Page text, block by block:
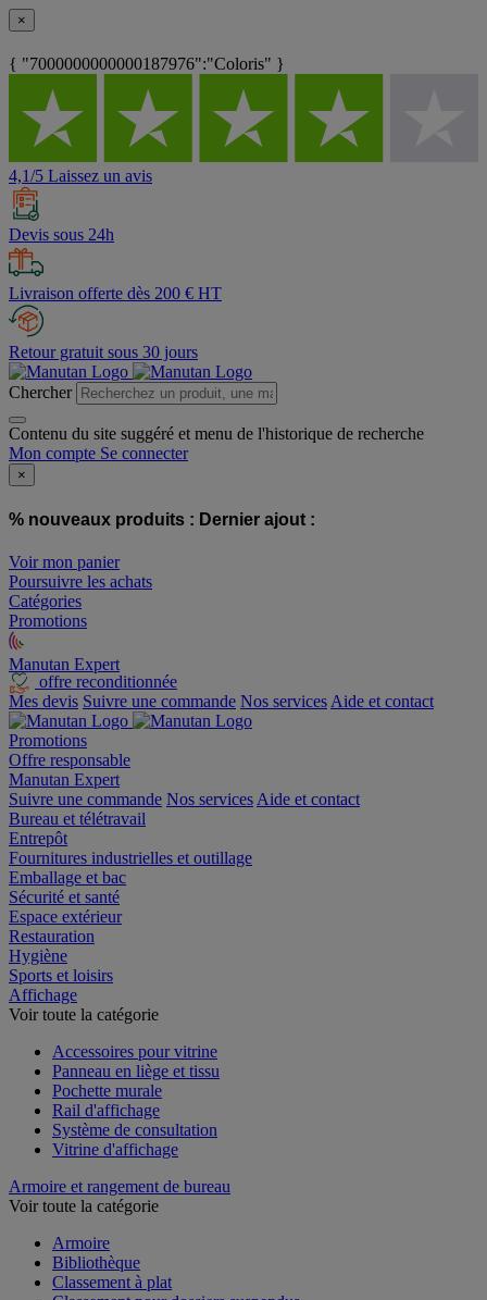
×
{ "7000000000000187976":"Coloris" }
4,1/5 Laissez un avis
Devis sous 24h
Livraison offerte dès 200 € HT
Retour gratuit sous 30 jours
Chercher
Contenu du site suggéré et menu de l'historique de recherche
Mon compte Se connecter
×
% nouveaux produits : Dernier ajout :
Voir mon panier
Poursuivre les achats
Catégories
Promotions
Manutan Expert
offre reconditionnée
Mes devis Suivre une commande Nos services Aide et contact
Promotions
Offre responsable
Manutan Expert
Suivre une commande Nos services Aide et contact
Bureau et télétravail
Entrepôt
Fournitures industrielles et outillage
Emballage et bac
Sécurité et santé
Espace extérieur
Restauration
Hygiène
Sports et loisirs
Affichage
Voir toute la catégorie
Accessoires pour vitrine
Panneau en liège et tissu
Pochette murale
Rail d'affichage
Système de consultation
Vitrine d'affichage
Armoire et rangement de bureau
Voir toute la catégorie
Armoire
Bibliothèque
Classement à plat